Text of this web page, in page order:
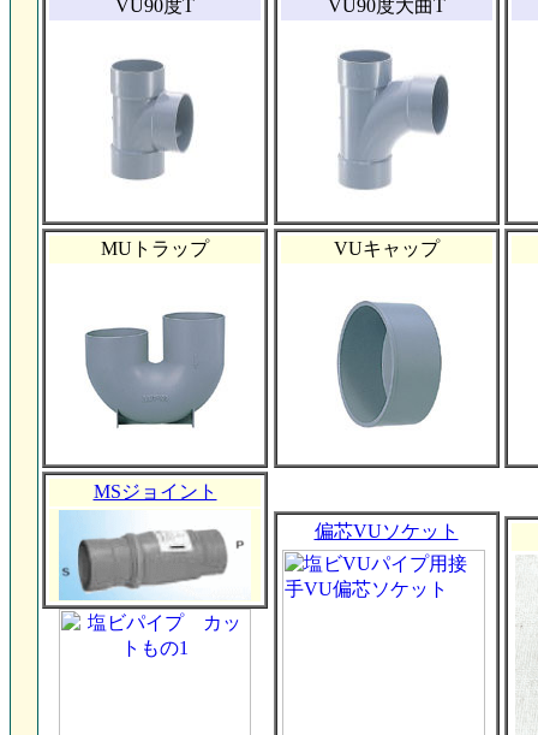
VU90度T VU90度大曲T
MUトラップ VUキャップ
MSジョイント
偏芯VUソケット